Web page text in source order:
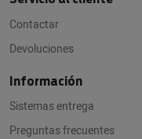
Contactar
Devoluciones
Información
Sistemas entrega
Preguntas frecuentes